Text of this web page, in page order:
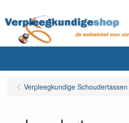
Verpleegkundige Schoudertassen